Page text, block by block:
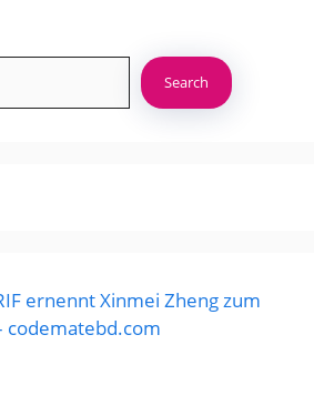
Search
ernennt Xinmei Zheng zum
codematebd.com